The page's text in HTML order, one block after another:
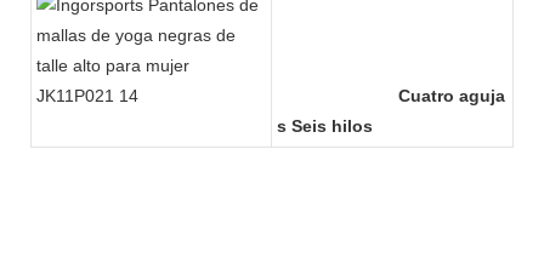
Cuatro aguja
s Seis hilos